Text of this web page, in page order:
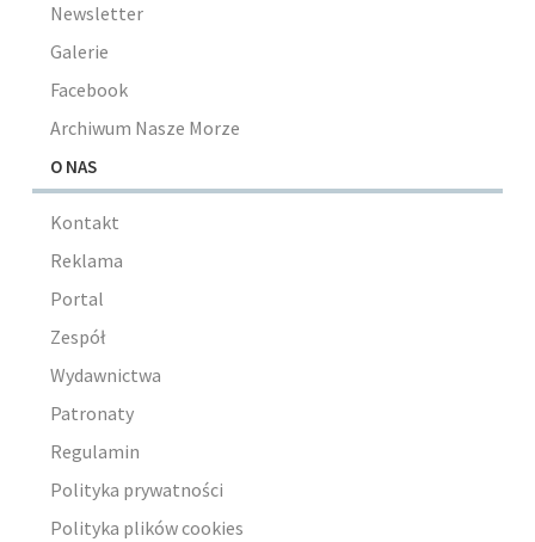
Newsletter
Galerie
Facebook
Archiwum Nasze Morze
O NAS
Kontakt
Reklama
Portal
Zespół
Wydawnictwa
Patronaty
Regulamin
Polityka prywatności
Polityka plików cookies